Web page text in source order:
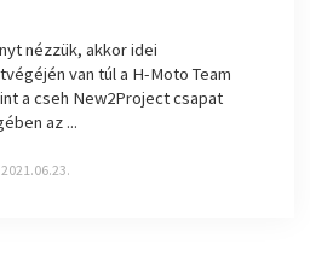
nézzük, akkor idei
van túl a H-Moto Team
a cseh New2Project csapat
az ...
2021.06.23.